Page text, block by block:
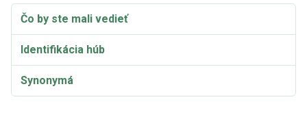
Čo by ste mali vedieť
Identifikácia húb
Synonymá